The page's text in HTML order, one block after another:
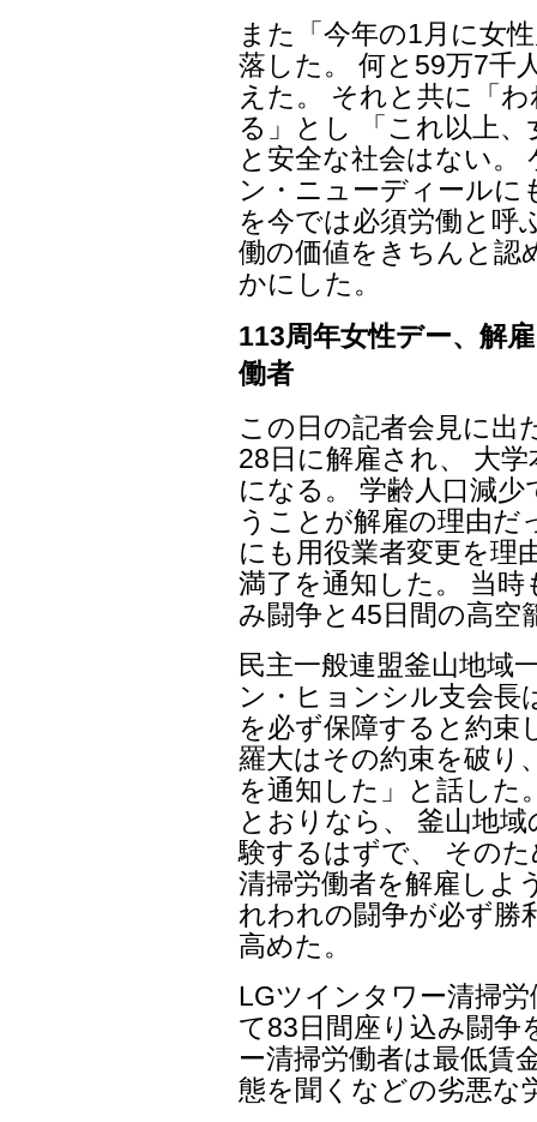
また「今年の1月に女
落した。 何と59万7千
えた。 それと共に「
る」とし 「これ以上
と安全な社会はない。
ン・ニューディールに
を今では必須労働と呼
働の価値をきちんと認
かにした。
113周年女性デー、解
働者
この日の記者会見に出
28日に解雇され、 大
になる。 学齢人口減
うことが解雇の理由だ
にも用役業者変更を理
満了を通知した。 当
み闘争と45日間の高空
民主一般連盟釜山地域
ン・ヒョンシル支会長
を必ず保障すると約束
羅大はその約束を破り
を通知した」と話した
とおりなら、 釜山地
験するはずで、 その
清掃労働者を解雇しよ
れわれの闘争が必ず勝
高めた。
LGツインタワー清掃
て83日間座り込み闘
ー清掃労働者は最低賃
態を聞くなどの劣悪な